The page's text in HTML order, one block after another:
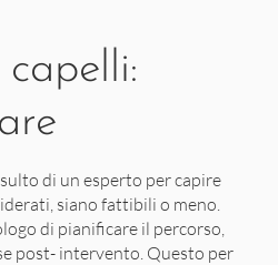
di un esperto per capire
siano fattibili o meno.
di pianificare il percorso,
post- intervento. Questo per